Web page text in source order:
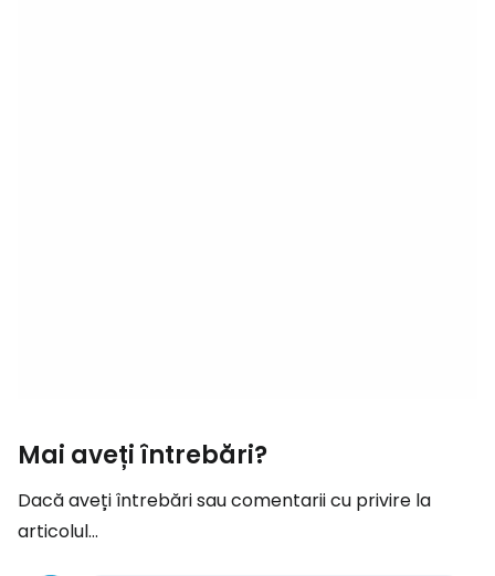
Mai aveți întrebări?
Dacă aveți întrebări sau comentarii cu privire la
articolul...